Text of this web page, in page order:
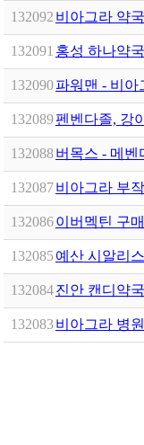
132092 비아그라 약
132091 홍성 하나약
132090파워맨 - 비아
132089펜벤다졸, 강
132088버목스 - 메벤
132087비아그라 부
132086이버멕틴 구
132085예산 시알리
132084진안 캔디약
132083비아그라 병